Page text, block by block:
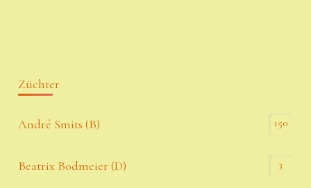
Züchter
André Smits (B) 150
Beatrix Bodmeier (D) 3